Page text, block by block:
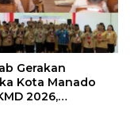
Gerakan
Kota Manado
2026,